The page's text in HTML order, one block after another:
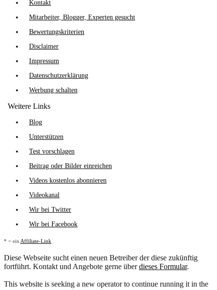
Kontakt
Mitarbeiter, Blogger, Experten gesucht
Bewertungskriterien
Disclaimer
Impressum
Datenschutzerklärung
Werbung schalten
Weitere Links
Blog
Unterstützen
Test vorschlagen
Beitrag oder Bilder einreichen
Videos kostenlos abonnieren
Videokanal
Wir bei Twitter
Wir bei Facebook
* = ein Affiliate-Link
Diese Webseite sucht einen neuen Betreiber der diese zukünftig
fortführt. Kontakt und Angebote gerne überdieses Formular.
This website is seeking a new operator to continue running it in the